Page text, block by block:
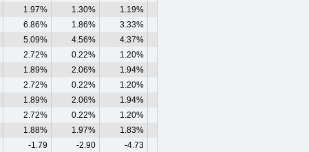
1.97% 1.30%
1.19%
6.86% 1.86%
3.33%
5.09% 4.56%
4.37%
2.72% 0.22%
1.20%
1.89% 2.06%
1.94%
2.72% 0.22%
1.20%
1.89% 2.06%
1.94%
2.72% 0.22%
1.20%
1.88% 1.97%
1.83%
-1.79 -2.90
-4.73